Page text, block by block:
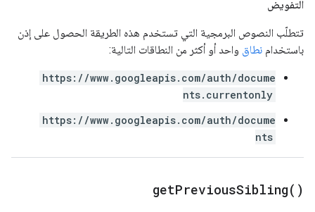
التفويض
تتطلّب النصوص البرمجية التي تستخدم هذه الطريقة الحصول على إذن
باستخدام نطاق واحد أو أكثر من النطاقات التالية:
https://www.googleapis.com/auth/docume
nts.currentonly
https://www.googleapis.com/auth/docume
nts
getPreviousSibling( )